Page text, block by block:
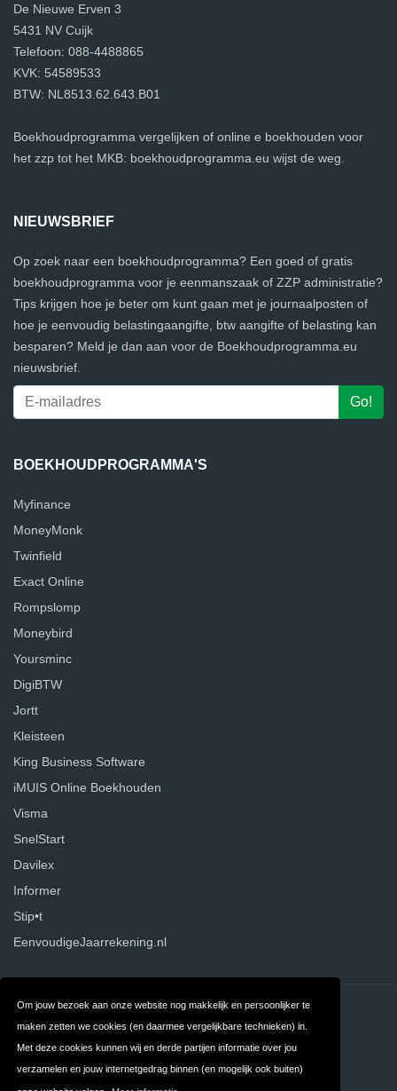
Om jouw bezoek aan onze website nog makkelijk en persoonlijker te
maken zetten we cookies (en daarmee vergelijkbare technieken) in.
Met deze cookies kunnen wij en derde partijen informatie over jou
verzamelen en jouw internetgedrag binnen (en mogelijk ook buiten)
De Nieuwe Erven 3
5431 NV Cuijk
Telefoon: 088-4488865
KVK: 54589533
BTW: NL8513.62.643.B01
Boekhoudprogramma vergelijken of online e boekhouden voor
het zzp tot het MKB: boekhoudprogramma.eu wijst de weg.
NIEUWSBRIEF
Op zoek naar een boekhoudprogramma? Een goed of gratis
boekhoudprogramma voor je eenmanszaak of ZZP administratie?
Tips krijgen hoe je beter om kunt gaan met je journaalposten of
hoe je eenvoudig belastingaangifte, btw aangifte of belasting kan
besparen? Meld je dan aan voor de Boekhoudprogramma.eu
nieuwsbrief.
BOEKHOUDPROGRAMMA'S
Myfinance
MoneyMonk
Twinfield
Exact Online
Rompslomp
Moneybird
Yoursminc
DigiBTW
Jortt
Kleisteen
King Business Software
iMUIS Online Boekhouden
Visma
SnelStart
Davilex
Informer
Stip•t
EenvoudigeJaarrekening.nl
Contact Over ons
Privacy Algemene
Voorwaarden